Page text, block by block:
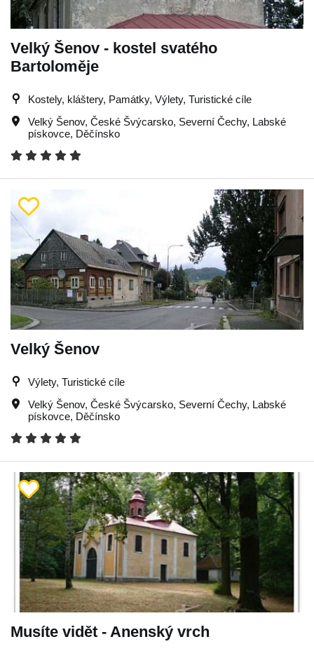
Velký Šenov - kostel svatého
Bartoloměje
Kostely, kláštery, Památky, Výlety, Turistické cíle
Velký Šenov, České Švýcarsko, Severní Čechy, Labské
pískovce, Děčínsko
Velký Šenov
Výlety, Turistické cíle
Velký Šenov, České Švýcarsko, Severní Čechy, Labské
pískovce, Děčínsko
Musíte vidět - Anenský vrch